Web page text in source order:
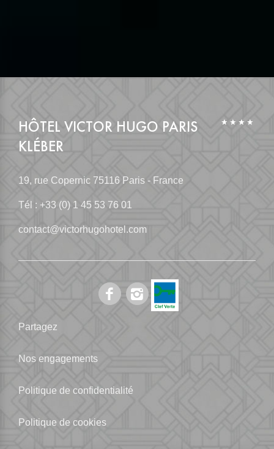
HÔTEL VICTOR HUGO PARIS
KLÉBER
19, rue Copernic 75116 Paris - France
Tél : +33 (0) 1 45 53 76 01
contact@victorhugohotel.com
Partagez
Nos engagements
Politique de confidentialité
Politique de cookies